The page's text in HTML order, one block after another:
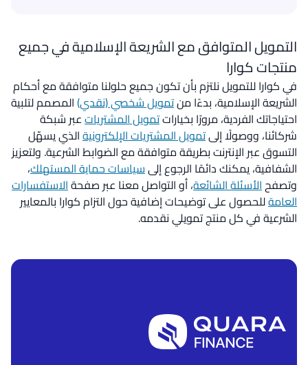
التمويل المتوافق مع الشريعة الإسلامية في جميع
منتجات كوارا
في كوارا للتمويل نلتزم بأن تكون جميع حلولنا متوافقة مع أحكام
الشريعة الإسلامية، بدءًا منتمويل شخصي (نقدي)المصمم لتلبية
احتياجاتك الفردية، مرورًا بخياراتتمويل المشترياتعبر شبكة
شركائنا، ووصولًا إلىتمويل المشتريات الإلكترونيةالذي يسهّل
التسوق عبر الإنترنت بطريقة متوافقة مع الضوابط الشرعية. ولتعزيز
الشفافية، يمكنك دائمًا الرجوع إلىسياسات حماية المستهلك،
وتصفحالأسئلة الشائعة، أو التواصل معنا عبر صفحةالاستفسارات
العامةللحصول على توضيحات إضافية حول التزام كوارا بالمعايير
الشرعية في كل منتج تمويلي نقدمه.